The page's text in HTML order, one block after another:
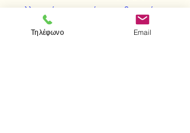
εναλλακτικές προσεγγίσεις σε βασικούς
τρόπους σκέψης, τα πολλά παραδείγματα,
οι εφαρμογές και οι ασκήσεις που υπάρχουν
Τηλέφωνο Email